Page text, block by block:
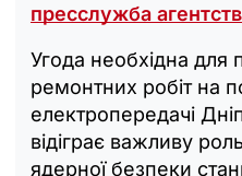
пресслужба
Угода необхідна для
ремонтних робіт на
електропередачі
відіграє важливу
ядерної безпеки